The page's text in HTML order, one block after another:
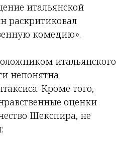
итальянской
раскритиковал
комедию».
итальянского
непонятна
Кроме того,
оценки
Шекспира, не